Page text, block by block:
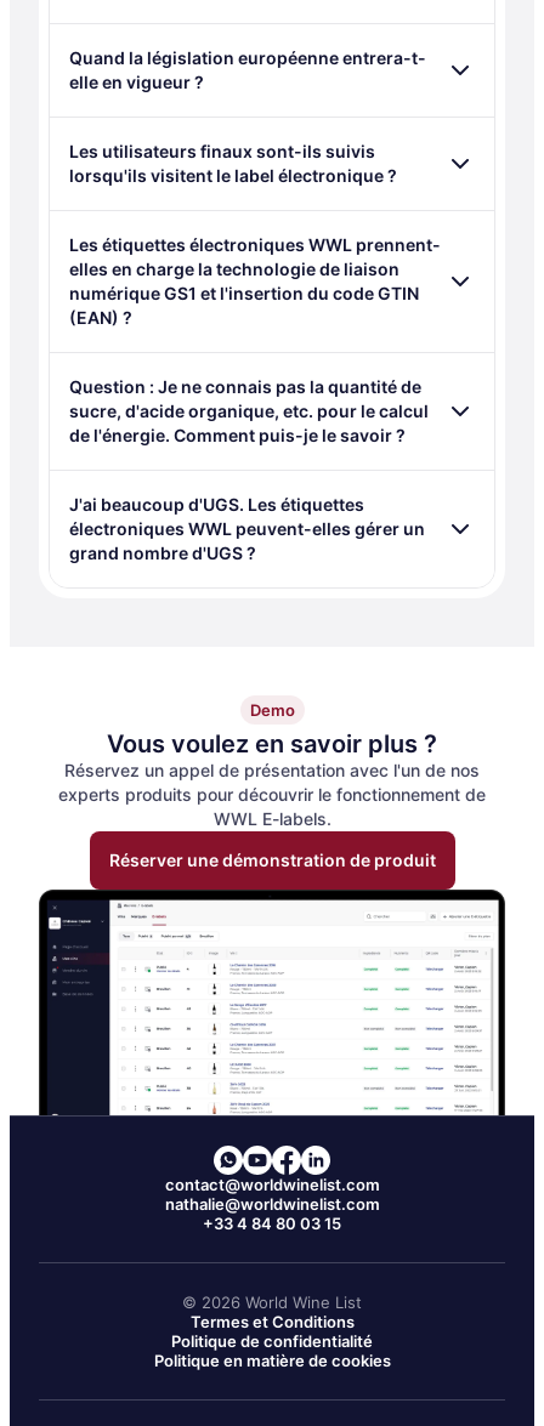
Quand la législation européenne entrera-t-
elle en vigueur ?
Les utilisateurs finaux sont-ils suivis
lorsqu'ils visitent le label électronique ?
Les étiquettes électroniques WWL prennent-
elles en charge la technologie de liaison
numérique GS1 et l'insertion du code GTIN
(EAN) ?
Question : Je ne connais pas la quantité de
sucre, d'acide organique, etc. pour le calcul
de l'énergie. Comment puis-je le savoir ?
J'ai beaucoup d'UGS. Les étiquettes
électroniques WWL peuvent-elles gérer un
grand nombre d'UGS ?
Demo
Vous voulez en savoir plus ?
Réservez un appel de présentation avec l'un de nos
experts produits pour découvrir le fonctionnement de
WWL E-labels.
Réserver une démonstration de produit
contact@worldwinelist.com
nathalie@worldwinelist.com
+33 4 84 80 03 15
© 2026 World Wine List
Termes et Conditions
Politique de confidentialité
Politique en matière de cookies